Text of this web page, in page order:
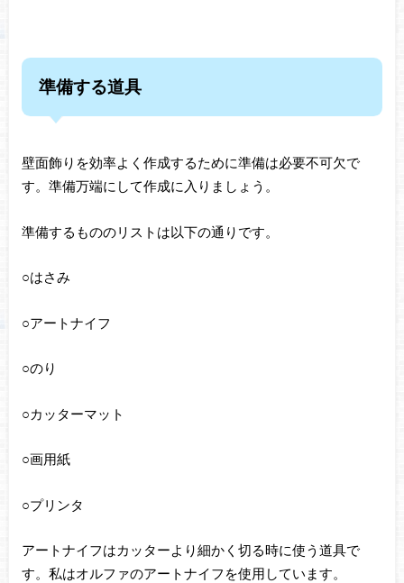
準備する道具
壁面飾りを効率よく作成するために準備は必要不可欠で
す。準備万端にして作成に入りましょう。
準備するもののリストは以下の通りです。
○はさみ
○アートナイフ
○のり
○カッターマット
○画用紙
○プリンタ
アートナイフはカッターより細かく切る時に使う道具で
す。私はオルファのアートナイフを使用しています。